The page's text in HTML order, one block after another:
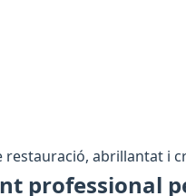
restauració, abrillantat i
professional